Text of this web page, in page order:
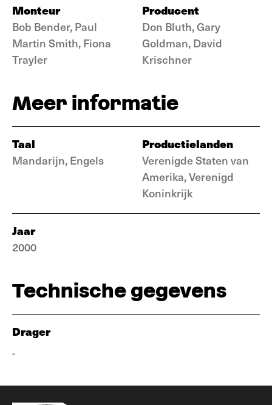
Monteur
Bob Bender, Paul
Martin Smith, Fiona
Trayler
Producent
Don Bluth, Gary
Goldman, David
Krischner
Meer informatie
Taal
Mandarijn, Engels
Productielanden
Verenigde Staten van
Amerika, Verenigd
Koninkrijk
Jaar
2000
Technische gegevens
Drager
-